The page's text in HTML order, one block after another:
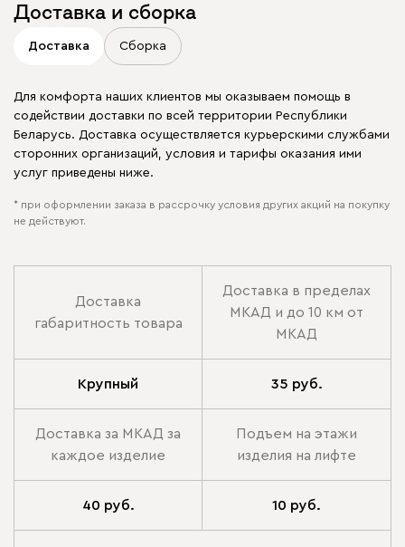
Доставка и сборка
Доставка Сборка
Для комфорта наших клиентов мы оказываем помощь в
содействии доставки по всей территории Республики
Беларусь. Доставка осуществляется курьерскими службами
сторонних организаций, условия и тарифы оказания ими
услуг приведены ниже.
* при оформлении заказа в рассрочку условия других акций на покупку
не действуют.
Доставка
габаритность товара
Доставка в пределах
МКАД и до 10 км от
МКАД
Крупный 35 руб.
Доставка за МКАД за
каждое изделие
Подъем на этажи
изделия на лифте
40 руб. 10 руб.